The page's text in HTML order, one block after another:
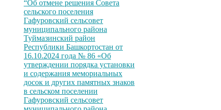
“Об отмене решения Совета
сельского поселения
Гафуровский сельсовет
муниципального района
Туймазинский район
Республики Башкортостан от
16.10.2024 года № 86 «Об
утверждении порядка установки
и содержания мемориальных
досок и других памятных знаков
в сельском поселении
Гафуровский сельсовет